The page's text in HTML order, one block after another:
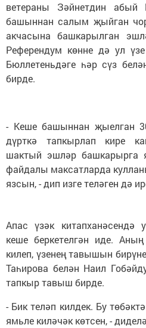
ветераны Зәйнетдин абый
башыннан салым җыйган
акчасына башкарылган
Референдум көнне дә ул
Бюллетеньдәге һәр сүз
бирде.
- Кеше башыннан җыелган
дүрткә тапкырлап кире
шактый эшләр башкарырга
файдалы максатларда
язсын, - дип изге теләген дә
Апас үзәк китапханәсендә
кеше беркетелгән иде.
килеп, үзенең тавышын
Таһирова белән Наил
тапкыр тавыш бирде.
- Бик теләп килдек. Бу
ямьле киләчәк көтсен, -